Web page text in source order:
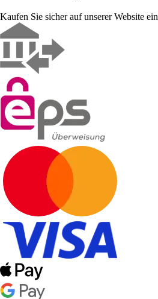
Kaufen Sie sicher auf unserer Website ein